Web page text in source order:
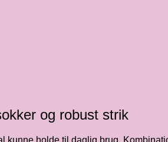
og robust strik
kunne holde til daglig brug.